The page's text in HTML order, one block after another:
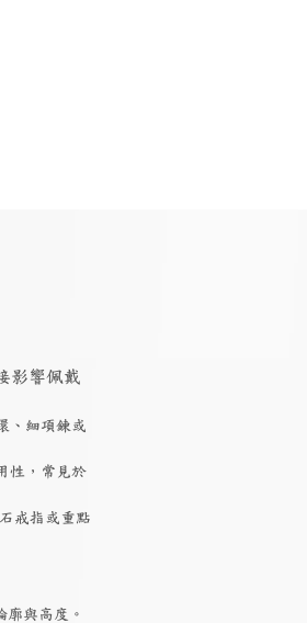
影響佩戴
、細項鍊或
性，常見於
戒指或重點
與高度。